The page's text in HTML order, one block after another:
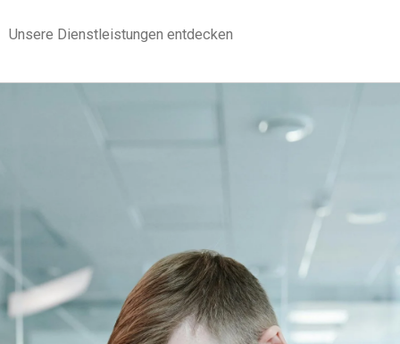
Unsere Dienstleistungen entdecken